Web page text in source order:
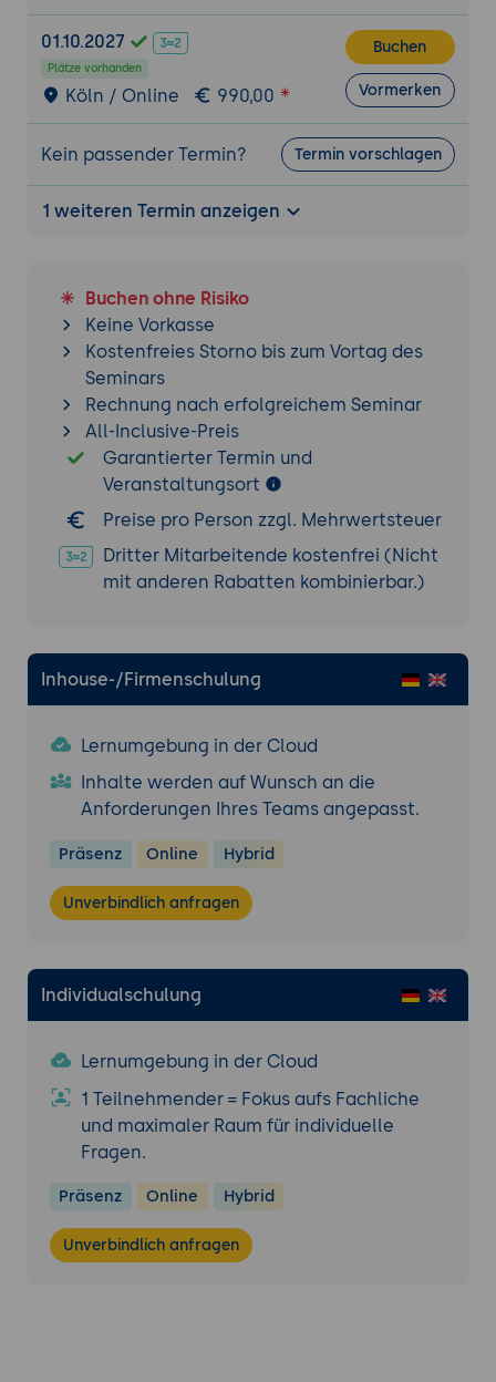
01.10.2027
Plätze vorhanden
Köln / Online 990,00
Buchen
Vormerken
Kein passender Termin? Termin vorschlagen
1 weiteren Termin anzeigen
Buchen ohne Risiko
Keine Vorkasse
Kostenfreies Storno bis zum Vortag des
Seminars
Rechnung nach erfolgreichem Seminar
All-Inclusive-Preis
Garantierter Termin und
Veranstaltungsort
Preise pro Person zzgl. Mehrwertsteuer
Dritter Mitarbeitende kostenfrei (Nicht
mit anderen Rabatten kombinierbar.)
Inhouse-/Firmenschulung
Lernumgebung in der Cloud
Inhalte werden auf Wunsch an die
Anforderungen Ihres Teams angepasst.
Präsenz Online Hybrid
Unverbindlich anfragen
Individualschulung
Lernumgebung in der Cloud
1 Teilnehmender = Fokus aufs Fachliche
und maximaler Raum für individuelle
Fragen.
Präsenz Online Hybrid
Unverbindlich anfragen